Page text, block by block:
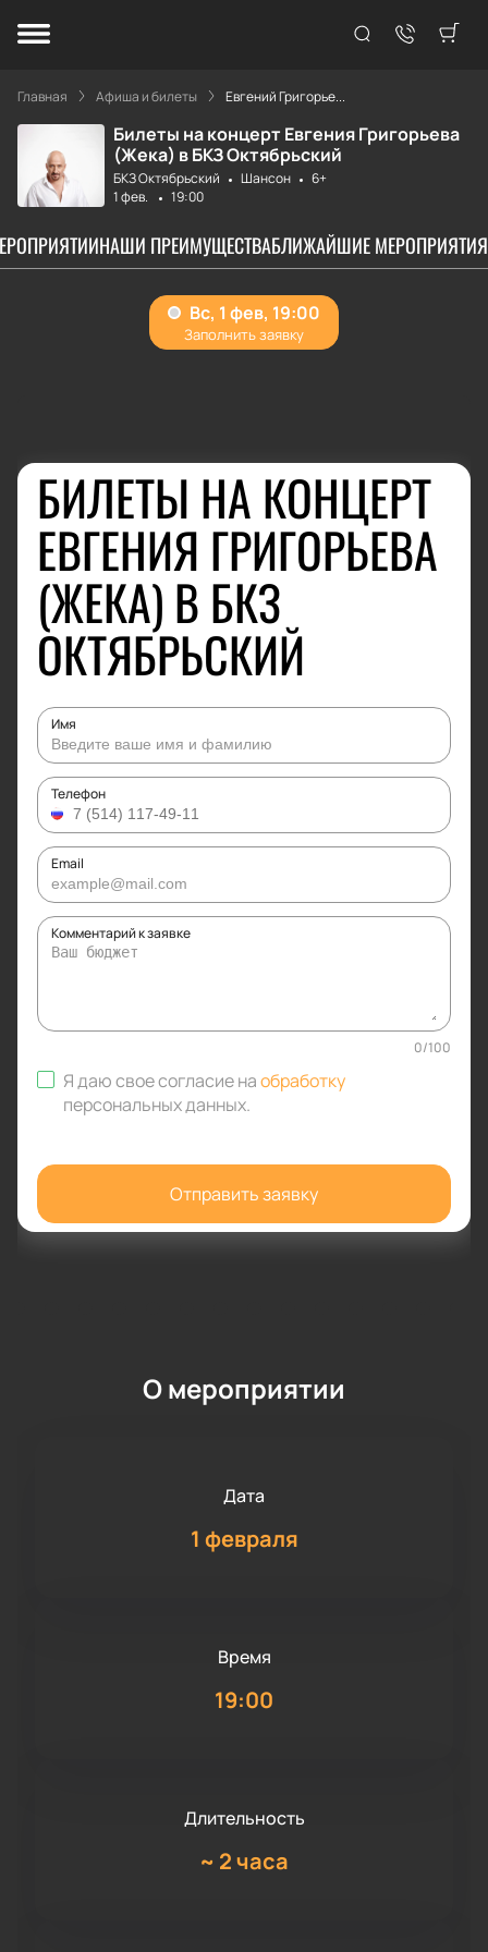
Главная Афиша и билеты Евгений Григорье...
Билеты на концерт Евгения Григорьева
(Жека) в БКЗ Октябрьский
БКЗ Октябрьский Шансон
6+
1 фев.
19:00
НАШИ ПРЕИМУЩЕСТВАБЛИЖАЙШИЕ МЕРОПРИЯТИЯ
БИЛЕТЫ НА КОНЦЕРТ
ЕВГЕНИЯ ГРИГОРЬЕВА
(ЖЕКА) В БКЗ
ОКТЯБРЬСКИЙ
Имя
Телефон
Email
Комментарий к заявке
0/100
Я даю свое согласие наобработку
персональных данных.
Отправить заявку
О мероприятии
Дата
1 февраля
Время
19:00
Длительность
~ 2 часа